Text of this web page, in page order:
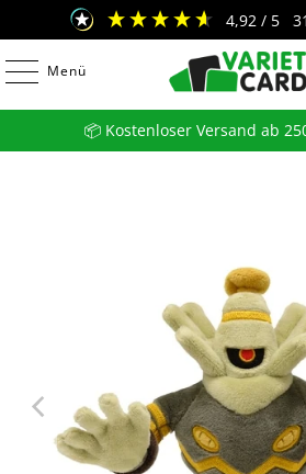
Menü
4,92 / 5
📦 Kostenloser Versand ab